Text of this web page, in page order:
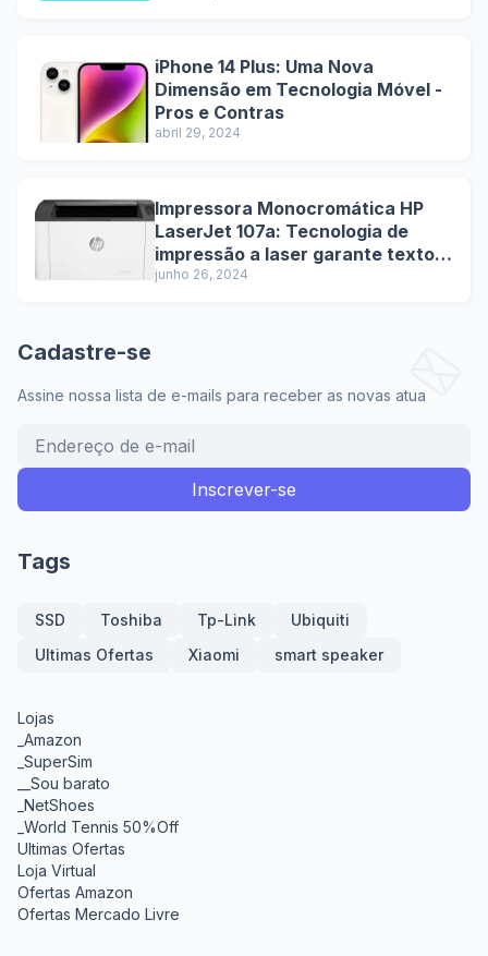
iPhone 14 Plus: Uma Nova
Dimensão em Tecnologia Móvel -
Pros e Contras
abril 29, 2024
Impressora Monocromática HP
LaserJet 107a: Tecnologia de
impressão a laser garante textos
nítidos e de alta qualidade.
junho 26, 2024
Cadastre-se
Assine nossa lista de e-mails para receber as novas atua
Tags
SSD Toshiba Tp-Link
Ubiquiti
Ultimas Ofertas
Xiaomi smart speaker
Lojas
_Amazon
_SuperSim
__Sou barato
_NetShoes
_World Tennis 50%Off
Ultimas Ofertas
Loja Virtual
Ofertas Amazon
Ofertas Mercado Livre